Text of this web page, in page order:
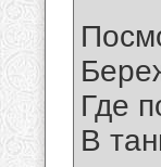
Где
В